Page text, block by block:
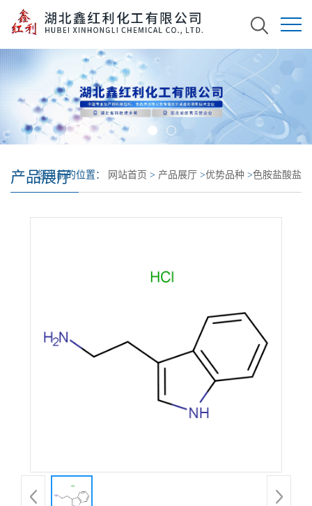
产品展厅
您当前的位置： 网站首页 > 产品展厅 >优势品种 >色胺盐酸盐